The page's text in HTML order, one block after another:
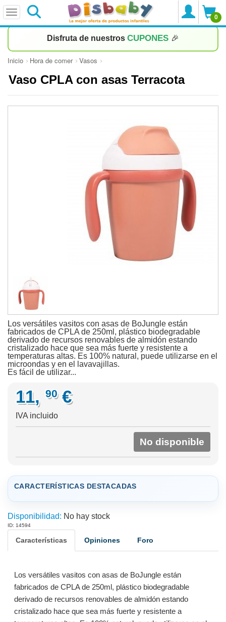
0
Disfruta de nuestros CUPONES 🎉
Inicio Hora de comer Vasos
Vaso CPLA con asas Terracota
Los versátiles vasitos con asas de BoJungle están
fabricados de CPLA de 250ml, plástico biodegradable
derivado de recursos renovables de almidón estando
cristalizado hace que sea más fuerte y resistente a
temperaturas altas. Es 100% natural, puede utilizarse en el
microondas y en el lavavajillas.
Es fácil de utilizar...
11, 90 €
IVA incluido
No disponible
CARACTERÍSTICAS DESTACADAS
Disponibilidad: No hay stock
ID: 14594
Características Opiniones Foro
Los versátiles vasitos con asas de BoJungle están
fabricados de CPLA de 250ml, plástico biodegradable
derivado de recursos renovables de almidón estando
cristalizado hace que sea más fuerte y resistente a